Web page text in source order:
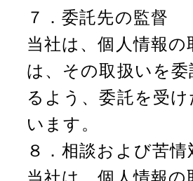
７．委託先の監督
当社は、個人情報
は、その取扱いを
るよう、委託を受
います。
８．相談および苦情
当社は、個人情報